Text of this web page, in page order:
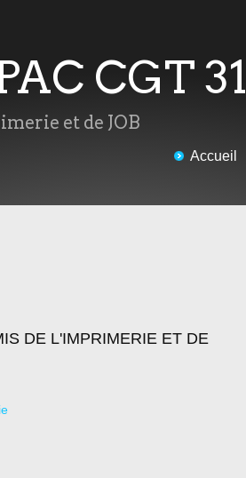
CGT 31
et de JOB
Accueil
DE L'IMPRIMERIE ET DE